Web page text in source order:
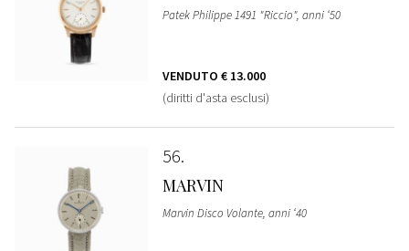
Patek Philippe 1491 "Riccio", anni ‘50
VENDUTO € 13.000
(diritti d'asta esclusi)
56
MARVIN
Marvin Disco Volante, anni ‘40